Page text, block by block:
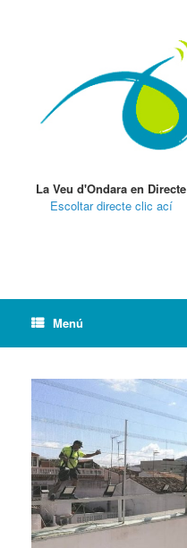
La Veu d'Ondara en Directe
Escoltar directe clic ací
Menú